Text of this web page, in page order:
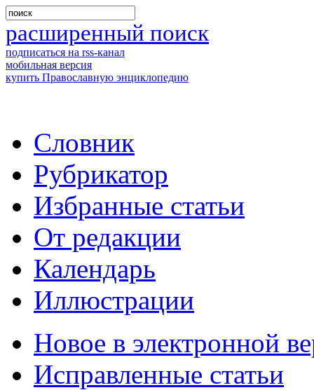
расширенный поиск
подписаться на rss-канал
мобильная версия
купить Православную энциклопедию
Словник
Рубрикатор
Избранные статьи
От редакции
Календарь
Иллюстрации
Новое в электронной
Исправленные статьи